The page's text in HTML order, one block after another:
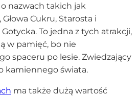
nazwach takich jak
Cukru, Starosta i
To jedna z tych atrakcji,
w pamięć, bo nie
spaceru po lesie. Zwiedzający
kamiennego świata.
ma także dużą wartość